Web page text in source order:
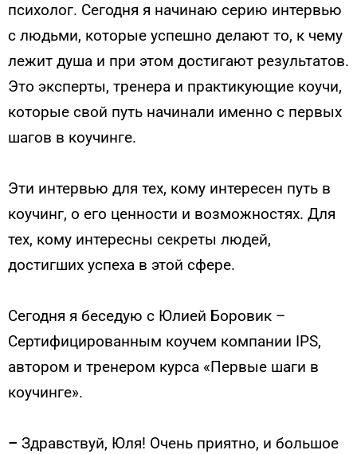
психолог. Сегодня я начинаю серию интервью
с людьми, которые успешно делают то, к чему
лежит душа и при этом достигают результатов.
Это эксперты, тренера и практикующие коучи,
которые свой путь начинали именно с первых
шагов в коучинге.
Эти интервью для тех, кому интересен путь в
коучинг, о его ценности и возможностях. Для
тех, кому интересны секреты людей,
достигших успеха в этой сфере.
Сегодня я беседую с Юлией Боровик –
Сертифицированным коучем компании IPS,
автором и тренером курса «Первые шаги в
коучинге».
– Здравствуй, Юля! Очень приятно, и большое